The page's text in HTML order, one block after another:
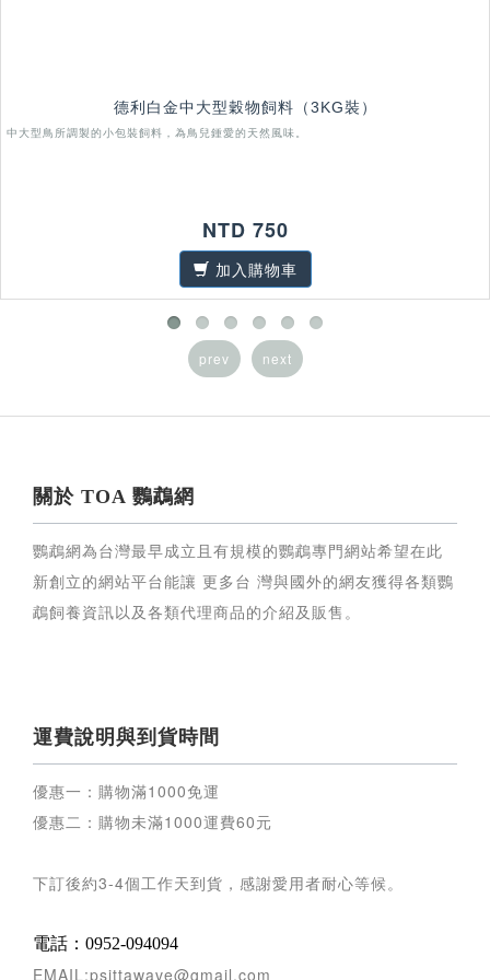
德利白金中大型穀物飼料（3KG裝）
中大型鳥所調製的小包裝飼料，為鳥兒鍾愛的天然風味。
NTD 750
加入購物車
prev next
關於 TOA 鸚鵡網
鸚鵡網為台灣最早成立且有規模的鸚鵡專門網站希望在此
新創立的網站平台能讓 更多台 灣與國外的網友獲得各類鸚
鵡飼養資訊以及各類代理商品的介紹及販售。
運費說明與到貨時間
優惠一：購物滿1000免運
優惠二：購物未滿1000運費60元
下訂後約3-4個工作天到貨，感謝愛用者耐心等候。
電話：0952-094094
EMAIL:psittawave@gmail.com